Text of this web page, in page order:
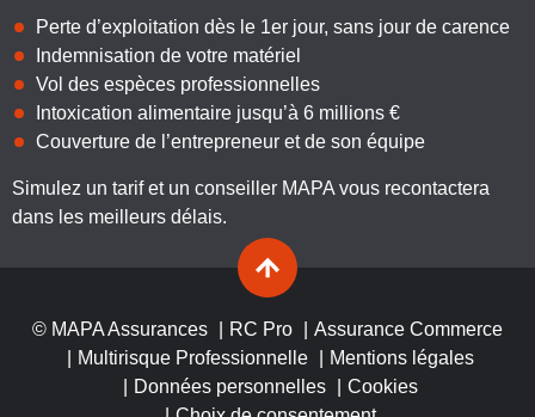
Perte d’exploitation dès le 1er jour, sans jour de carence
Indemnisation de votre matériel
Vol des espèces professionnelles
Intoxication alimentaire jusqu’à 6 millions €
Couverture de l’entrepreneur et de son équipe
Simulez un tarif et un conseiller MAPA vous recontactera
dans les meilleurs délais.
© MAPA Assurances RC Pro
Assurance Commerce
Multirisque Professionnelle
Mentions légales
Données personnelles
Cookies